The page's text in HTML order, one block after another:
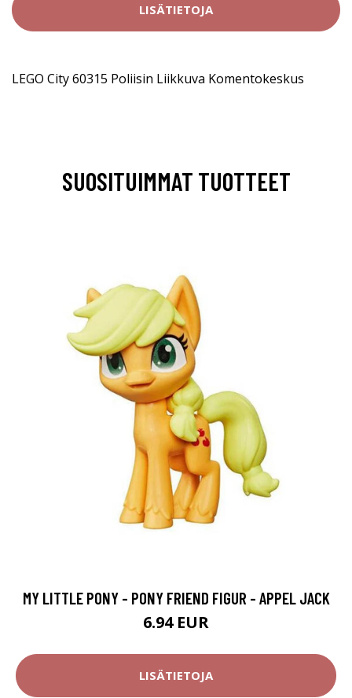
LISÄTIETOJA
LEGO City 60315 Poliisin Liikkuva Komentokeskus
SUOSITUIMMAT TUOTTEET
MY LITTLE PONY - PONY FRIEND FIGUR - APPEL JACK
6.94 EUR
LISÄTIETOJA